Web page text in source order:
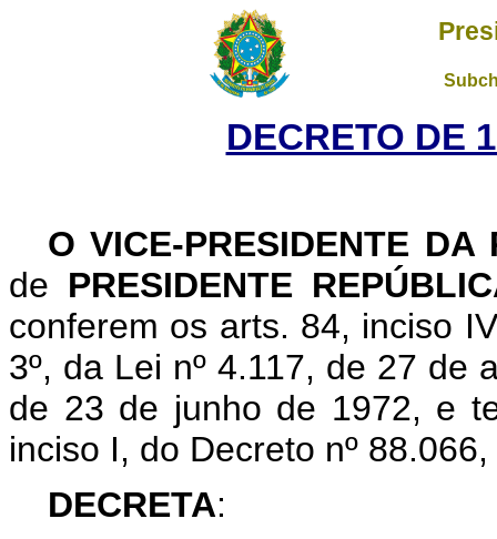
DECRETO DE
O VICE-PRESIDENTE DA
de PRESIDENTE
conferem os arts. 84, inciso
3º, da Lei nº 4.117, de 27 de
de 23 de junho de 1972, e
inciso I, do Decreto nº
DECRETA: